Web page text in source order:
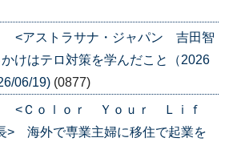
<アストラサナ・ジャパン 吉田智
けはテロ対策を学んだこと（2026
06/19) (0877)
】 <Ｃｏｌｏｒ Ｙｏｕｒ Ｌｉｆ
> 海外で専業主婦に移住で起業を